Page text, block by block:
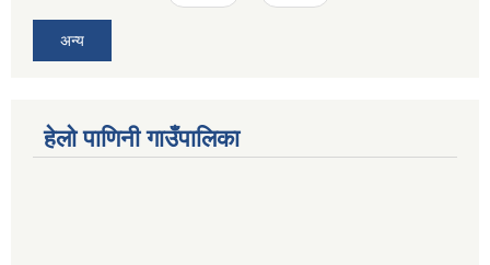
अन्य
हेलो पाणिनी गाउँपालिका